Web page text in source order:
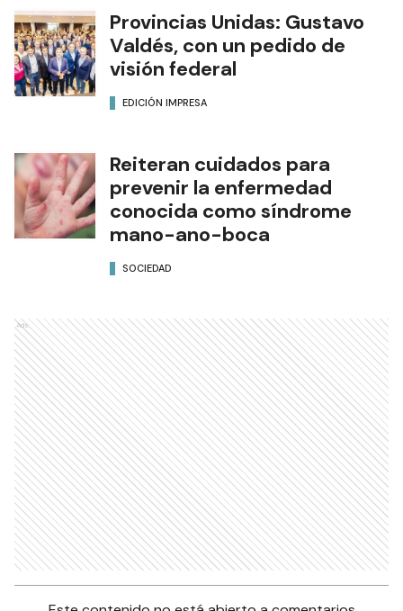
Provincias Unidas: Gustavo
Valdés, con un pedido de
visión federal
EDICIÓN IMPRESA
Reiteran cuidados para
prevenir la enfermedad
conocida como síndrome
mano-ano-boca
SOCIEDAD
Ads